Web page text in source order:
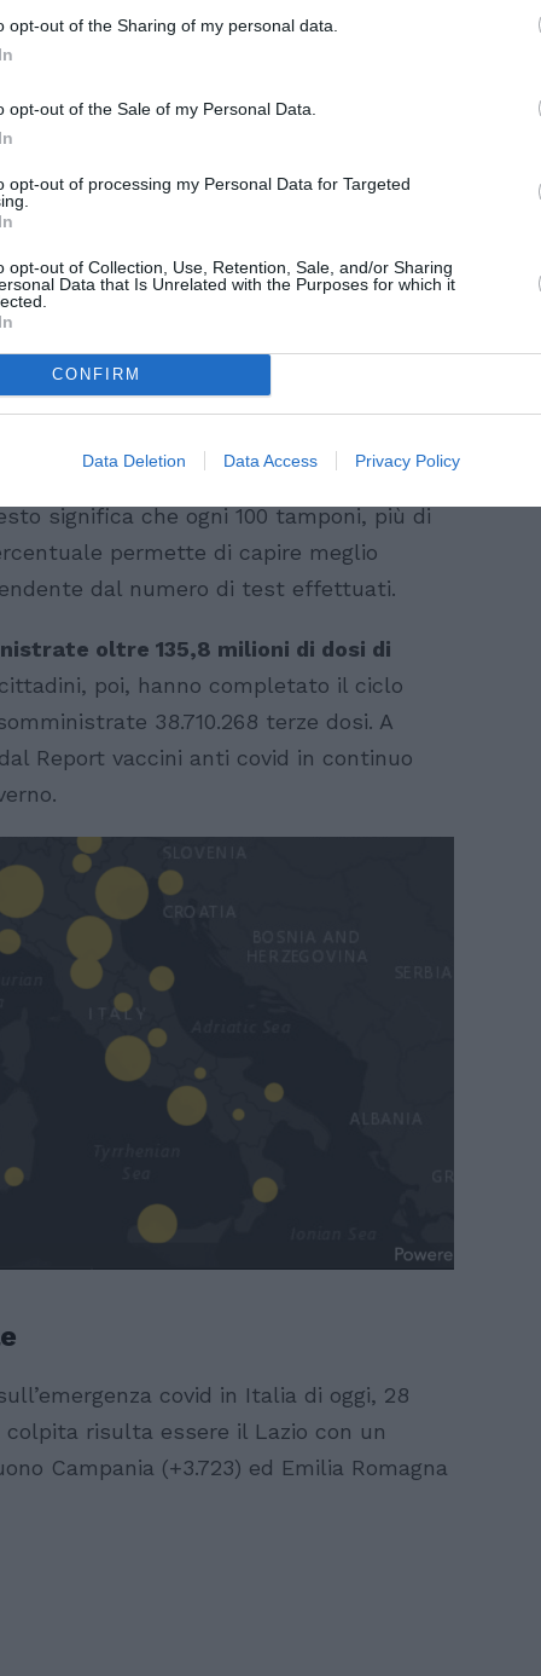
opt-out of the Sharing of my personal data.
opt-out of the Sale of my Personal Data.
opt-out of processing my Personal Data for Targeted
opt-out of Collection, Use, Retention, Sale, and/or Sharing
Data that Is Unrelated with the Purposes for which it
CONFIRM
Data Deletion Data Access Privacy Policy
marzo 2022
il bollettino sull’emergenza covid di
significa che ogni 100 tamponi, più di
permette di capire meglio
dal numero di test effettuati.
oltre 135,8 milioni di dosi di
poi, hanno completato il ciclo
38.710.268 terze dosi. A
Report vaccini anti covid in continuo
covid in Italia di oggi, 28
colpita risulta essere il Lazio con un
Campania (+3.723) ed Emilia Romagna